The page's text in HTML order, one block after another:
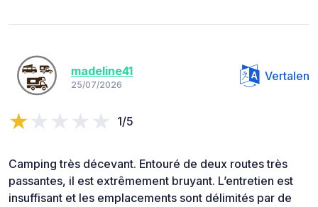
madeline41
25/07/2026
Vertalen
1/5
Camping très décevant. Entouré de deux routes très
passantes, il est extrêmement bruyant. L’entretien est
insuffisant et les emplacements sont délimités par de